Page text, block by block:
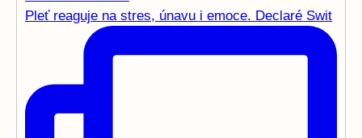
Pleť reaguje na stres, únavu i emoce. Declaré Swit